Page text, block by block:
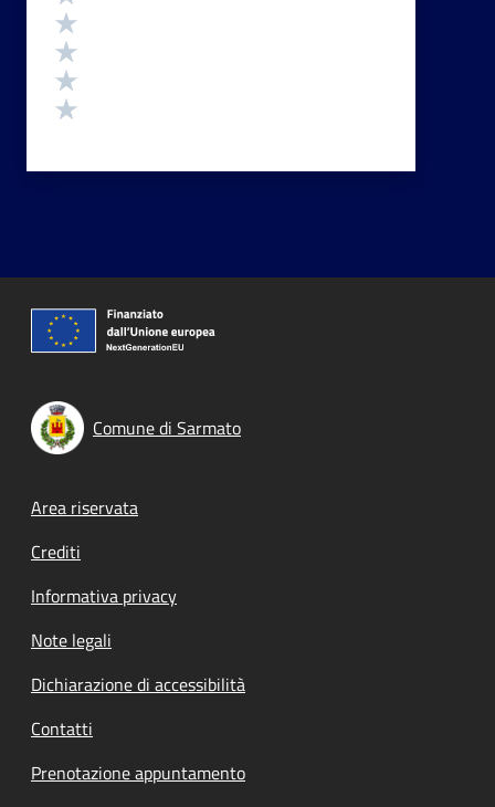
Comune di Sarmato
Footer menu
Area riservata
Crediti
Informativa privacy
Note legali
Dichiarazione di accessibilità
Contatti
Prenotazione appuntamento